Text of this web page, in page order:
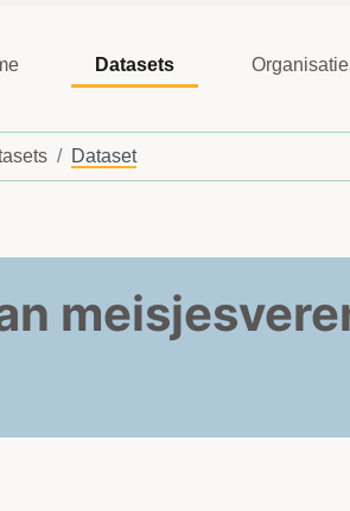
Datasets
Dataset